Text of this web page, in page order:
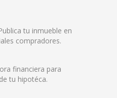
tu inmueble en
compradores.
financiera para
tu hipotéca.